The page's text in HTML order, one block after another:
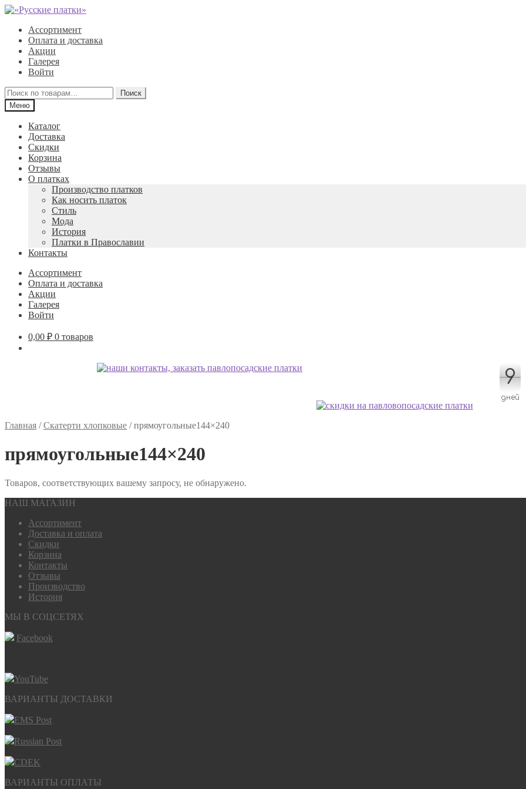
Перейти
навигации
Перейти
содержимому
Ассортимент
Оплата и доставка
Акции
Галерея
Войти
Искать:
Поиск
Меню
Каталог
Доставка
Скидки
Корзина
Отзывы
О платках
Производство платков
Как носить платок
Стиль
Мода
История
Платки в Православии
Контакты
Ассортимент
Оплата и доставка
Акции
Галерея
Войти
0,00 ₽ 0 товаров
9
9
дней
Главная /Скатерти хлопковые /прямоугольные144×240
прямоугольные144×240
Товаров, соответствующих вашему запросу, не обнаружено.
НАШ МАГАЗИН
Ассортимент
Доставка и оплата
Скидки
Корзина
Контакты
Отзывы
Производство
История
МЫ В СОЦСЕТЯХ
Facebook
YouTube
ВАРИАНТЫ ДОСТАВКИ
EMS Post
Russian Post
CDEK
ВАРИАНТЫ ОПЛАТЫ